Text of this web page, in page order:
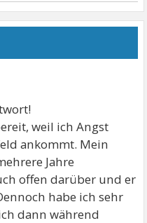
weil ich Angst
ankommt. Mein
Jahre
offen darüber und er
habe ich sehr
dann während